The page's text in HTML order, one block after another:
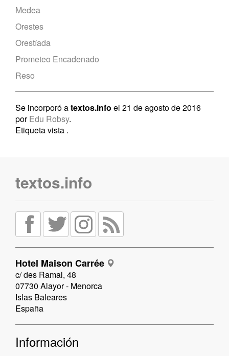
Medea
Orestes
Orestíada
Prometeo Encadenado
Reso
Se incorporó atextos.info el 21 de agosto de 2016
porEdu Robsy.
Etiqueta vista .
textos.info
Hotel Maison Carrée
c/ des Ramal, 48
07730 Alayor - Menorca
Islas Baleares
España
Información